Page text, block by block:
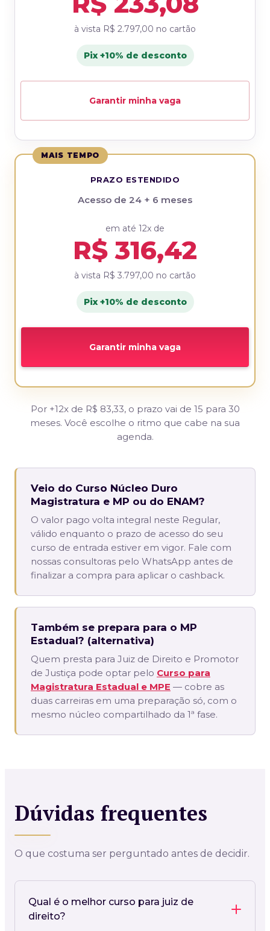
à vista R$ 2.797,00 no cartão
Pix +10% de desconto
Garantir minha vaga
MAIS TEMPO
PRAZO ESTENDIDO
Acesso de 24 + 6 meses
em até 12x de
R$ 316,42
à vista R$ 3.797,00 no cartão
Pix +10% de desconto
Garantir minha vaga
Por +12x de R$ 83,33, o prazo vai de 15 para 30
meses. Você escolhe o ritmo que cabe na sua
agenda.
Veio do Curso Núcleo Duro
Magistratura e MP ou do ENAM?
O valor pago volta integral neste Regular,
válido enquanto o prazo de acesso do seu
curso de entrada estiver em vigor. Fale com
nossas consultoras pelo WhatsApp antes de
finalizar a compra para aplicar o cashback.
Também se prepara para o MP
Estadual? (alternativa)
Quem presta para Juiz de Direito e Promotor
de Justiça pode optar pelo Curso para
Magistratura Estadual e MPE — cobre as
duas carreiras em uma preparação só, com o
mesmo núcleo compartilhado da 1ª fase.
Dúvidas frequentes
O que costuma ser perguntado antes de decidir.
Qual é o melhor curso para juiz de
direito?